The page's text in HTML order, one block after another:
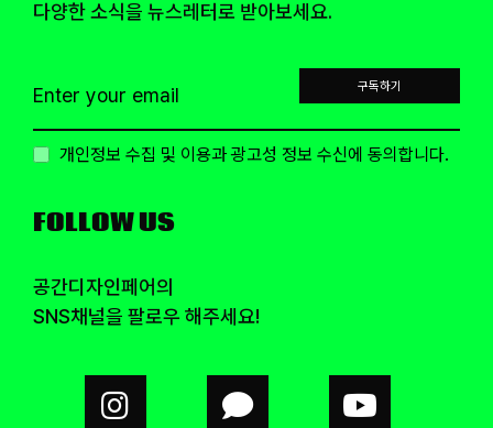
다양한 소식을 뉴스레터로 받아보세요.
구독하기
개인정보 수집 및 이용과 광고성 정보 수신에 동의합니다.
FOLLOW US
공간디자인페어의
SNS채널을 팔로우 해주세요!